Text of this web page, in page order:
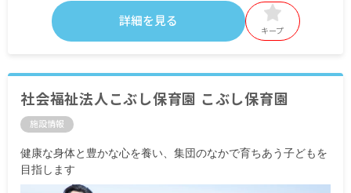
詳細を見る
キープ
社会福祉法人こぶし保育園 こぶし保育園
施設情報
健康な身体と豊かな心を養い、集団のなかで育ちあう子どもを
目指します